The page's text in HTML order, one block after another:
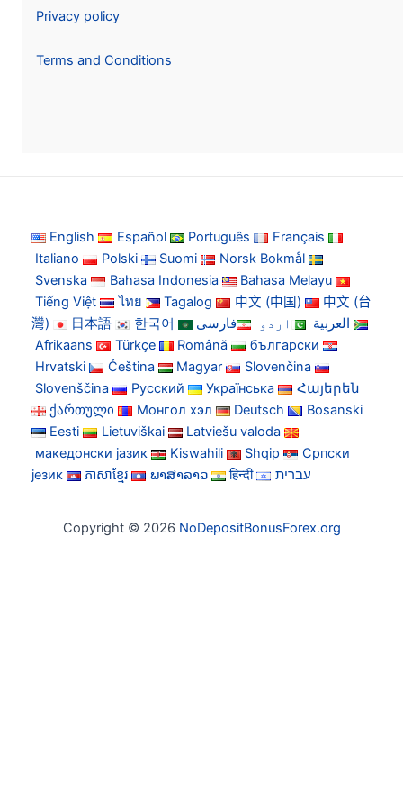
Privacy policy
Terms and Conditions
English Español Português
Français
Italiano
Polski Suomi
Norsk Bokmål
Svenska
Bahasa Indonesia
Bahasa Melayu
Tiếng Việt
ไทย Tagalog 中文 (中国)
中文 (台
灣)
日本語 한국어 العربية اردو
فارسی
Afrikaans
Türkçe Română
български
Hrvatski
Čeština Magyar
Slovenčina
Slovenščina
Русский Українська
Հայերեն
ქართული
Монгол хэл Deutsch
Bosanski
Eesti
Lietuviškai
Latviešu valoda
македонски јазик
Kiswahili Shqip
Српски
језик
ភាសាខ្មែរ ພາສາລາວ हिन्दी עברית
Copyright © 2026 NoDepositBonusForex.org